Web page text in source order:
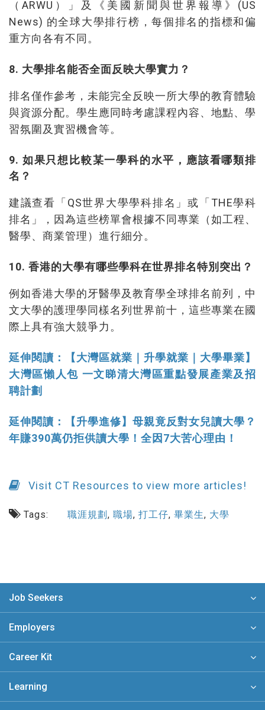
（ARWU）」及《美國新聞與世界報導》(US
News) 的全球大學排行榜，每個排名的指標和偏
重方向各有不同。
8. 大學排名能否全面反映大學實力？
排名僅作參考，未能完全反映一所大學的教育體驗
與資源分配。學生應同時考慮課程內容、地點、學
習氛圍及實習機會等。
9. 如果只想比較某一學科的水平，應該看哪類排
名？
建議查看「QS世界大學學科排名」或「THE學科
排名」，因為這些榜單會根據不同專業（如工程、
醫學、商業管理）進行細分。
10. 香港的大學有哪些學科在世界排名特別突出？
例如香港大學的牙醫學及教育學全球排名前列，中
文大學的護理學同樣名列世界前十，這些專業在國
際上具有強大競爭力。
延伸閱讀：【大灣區就業｜升學就業｜大學畢業】
大灣區懶人包 一文睇清大灣區重點發展產業及招
聘計劃
延伸閱讀：【升學進修】母親竟反對女兒讀大學？
年賺390萬仍拒供讀大學！全因7大苦心理由！
Visit CT Resources to view more articles!
Tags: 職涯規劃, 職場, 打工仔, 畢業生, 大學
Job Seekers
Employers
Career Kit
Learning